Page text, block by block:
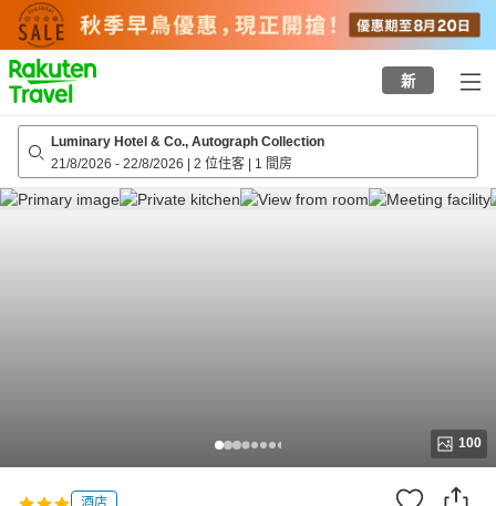
to
top
page
新
Luminary Hotel & Co., Autograph Collection
21/8/2026 - 22/8/2026 | 2 位住客 | 1 間房
100